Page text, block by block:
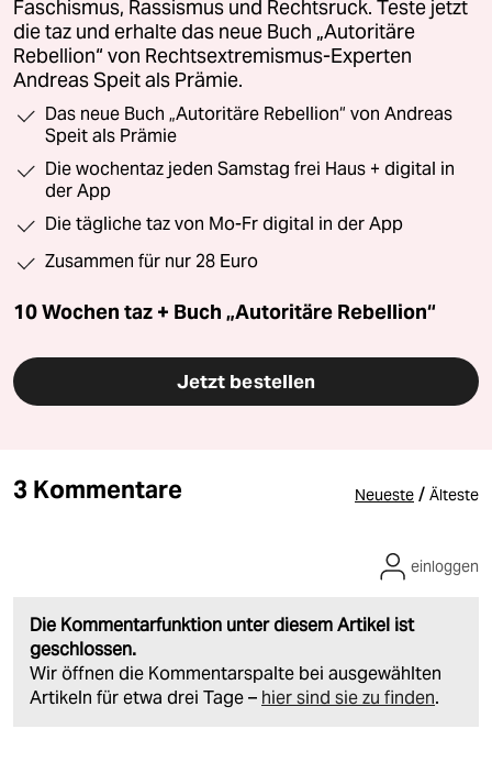
Faschismus, Rassismus und Rechtsruck. Teste jetzt
die taz und erhalte das neue Buch „Autoritäre
Rebellion“ von Rechtsextremismus-Experten
Andreas Speit als Prämie.
Das neue Buch „Autoritäre Rebellion“ von Andreas
Speit als Prämie
Die wochentaz jeden Samstag frei Haus + digital in
der App
Die tägliche taz von Mo-Fr digital in der App
Zusammen für nur 28 Euro
10 Wochen taz + Buch „Autoritäre Rebellion“
Jetzt bestellen
3 Kommentare Neueste / Älteste
Die Kommentarfunktion unter diesem Artikel ist
geschlossen.
Wir öffnen die Kommentarspalte bei ausgewählten
Artikeln für etwa drei Tage – hier sind sie zu finden.
einloggen